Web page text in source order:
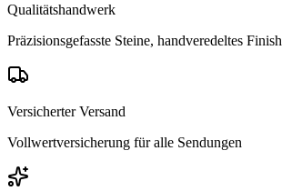
Qualitätshandwerk
Präzisionsgefasste Steine, handveredeltes Finish
Versicherter Versand
Vollwertversicherung für alle Sendungen